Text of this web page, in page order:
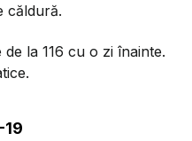
căldură.
la 116 cu o zi înainte.